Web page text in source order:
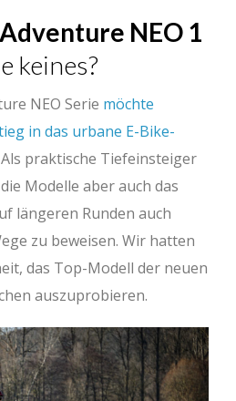
NEO 1
keines?
NEO Serie möchte
in das urbane E-Bike-
praktische Tiefeinsteiger
Modelle aber auch das
längeren Runden auch
zu beweisen. Wir hatten
das Top-Modell der neuen
auszuprobieren.